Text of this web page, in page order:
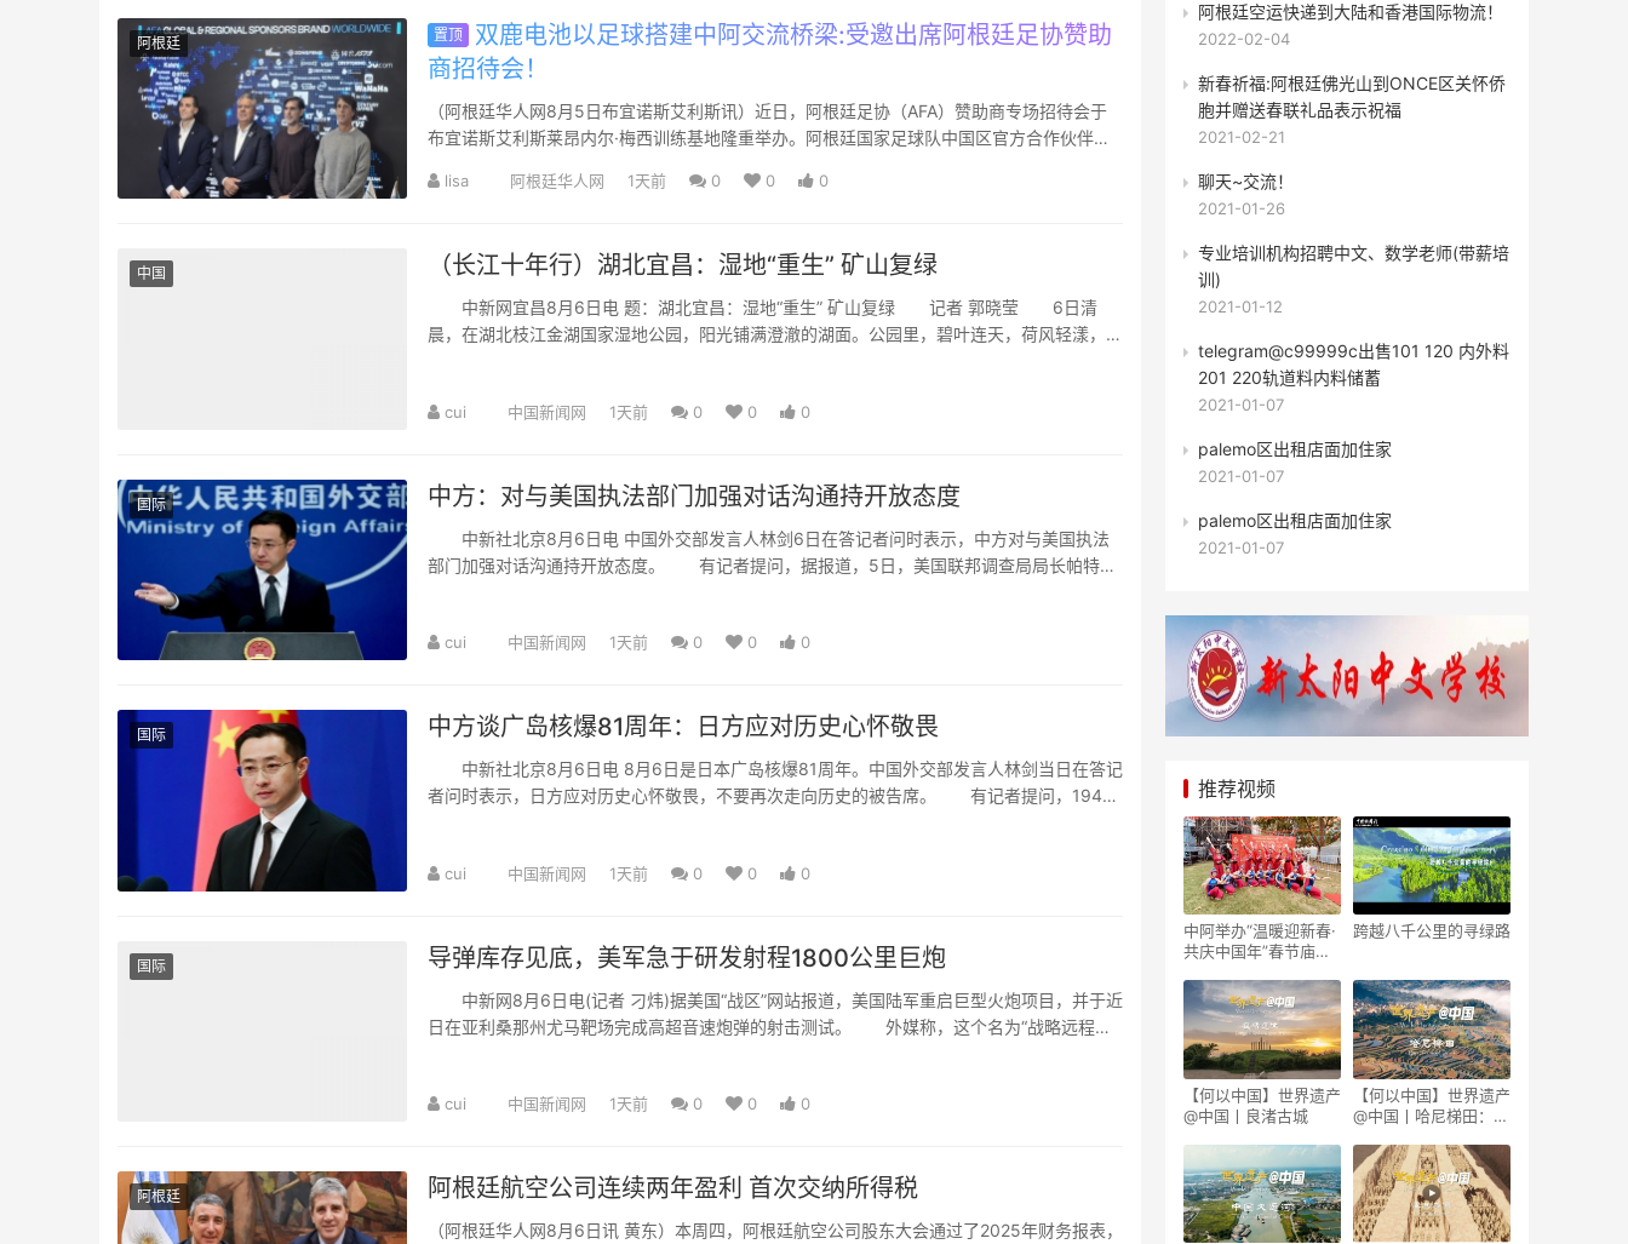
阿根廷 置顶 双鹿电池以足球搭建中阿交流桥梁:受邀出席阿根廷足协赞助
商招待会！
（阿根廷华人网8月5日布宜诺斯艾利斯讯）近日，阿根廷足协（AFA）赞助商专场招待会于
布宜诺斯艾利斯莱昂内尔·梅西训练基地隆重举办。阿根廷国家足球队中国区官方合作伙伴双
lisa 阿根廷华人网 1天前 0 0 0
中国 （长江十年行）湖北宜昌：湿地“重生” 矿山复绿
中新网宜昌8月6日电 题：湖北宜昌：湿地“重生” 矿山复绿 记者 郭晓莹 6日清
晨，在湖北枝江金湖国家湿地公园，阳光铺满澄澈的湖面。公园里，碧叶连天，荷风轻漾，水
cui 中国新闻网 1天前 0 0 0
国际 中方：对与美国执法部门加强对话沟通持开放态度
中新社北京8月6日电 中国外交部发言人林剑6日在答记者问时表示，中方对与美国执法
部门加强对话沟通持开放态度。 有记者提问，据报道，5日，美国联邦调查局局长帕特尔
cui 中国新闻网 1天前 0 0 0
国际 中方谈广岛核爆81周年：日方应对历史心怀敬畏
中新社北京8月6日电 8月6日是日本广岛核爆81周年。中国外交部发言人林剑当日在答记
者问时表示，日方应对历史心怀敬畏，不要再次走向历史的被告席。 有记者提问，1945
cui 中国新闻网 1天前 0 0 0
国际 导弹库存见底，美军急于研发射程1800公里巨炮
中新网8月6日电(记者 刁炜)据美国“战区”网站报道，美国陆军重启巨型火炮项目，并于近
日在亚利桑那州尤马靶场完成高超音速炮弹的射击测试。 外媒称，这个名为“战略远程火
cui 中国新闻网 1天前 0 0 0
阿根廷 阿根廷航空公司连续两年盈利 首次交纳所得税
（阿根廷华人网8月6日讯 黄东）本周四，阿根廷航空公司股东大会通过了2025年财务报表，
阿根廷空运快递到大陆和香港国际物流！
2022-02-04
新春祈福:阿根廷佛光山到ONCE区关怀侨
胞并赠送春联礼品表示祝福
2021-02-21
聊天~交流！
2021-01-26
专业培训机构​招聘中文、数学老师(带薪培
训)
2021-01-12
telegram@c99999c出售101 120 内外料
201 220轨道料内料储蓄
2021-01-07
palemo区出租店面加住家
2021-01-07
palemo区出租店面加住家
2021-01-07
推荐视频
中阿举办“温暖迎新春·
共庆中国年”春节庙会
跨越八千公里的寻绿路
【何以中国】世界遗产
@中国丨良渚古城
【何以中国】世界遗产
@中国丨哈尼梯田：世